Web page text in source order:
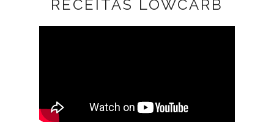
RECEITAS LOWCARB